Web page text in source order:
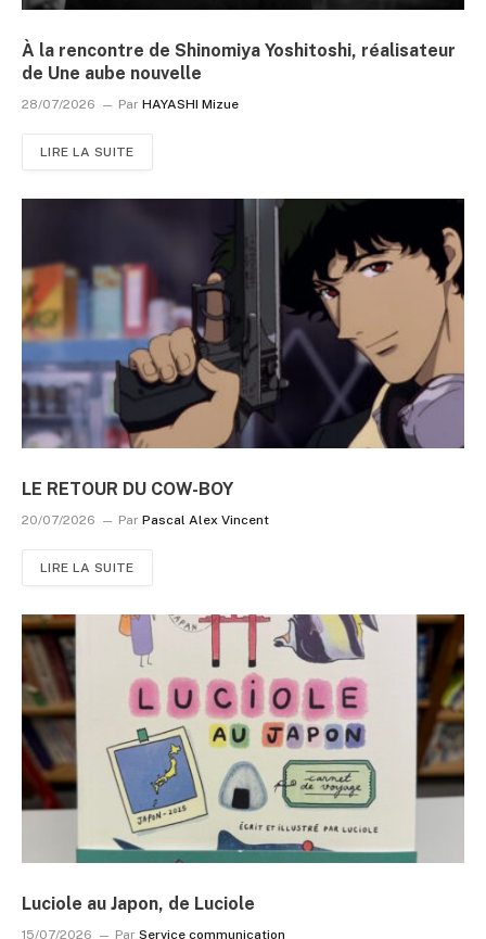
À la rencontre de Shinomiya Yoshitoshi, réalisateur
de Une aube nouvelle
28/07/2026 Par HAYASHI Mizue
LIRE LA SUITE
LE RETOUR DU COW-BOY
20/07/2026 Par Pascal Alex Vincent
LIRE LA SUITE
Luciole au Japon, de Luciole
15/07/2026 Par Service communication